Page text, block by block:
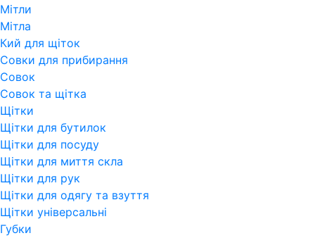
Мітли
Мітла
Кий для щіток
Совки для прибирання
Совок
Совок та щітка
Щітки
Щітки для бутилок
Щітки для посуду
Щітки для миття скла
Щітки для рук
Щітки для одягу та взуття
Щітки універсальні
Губки